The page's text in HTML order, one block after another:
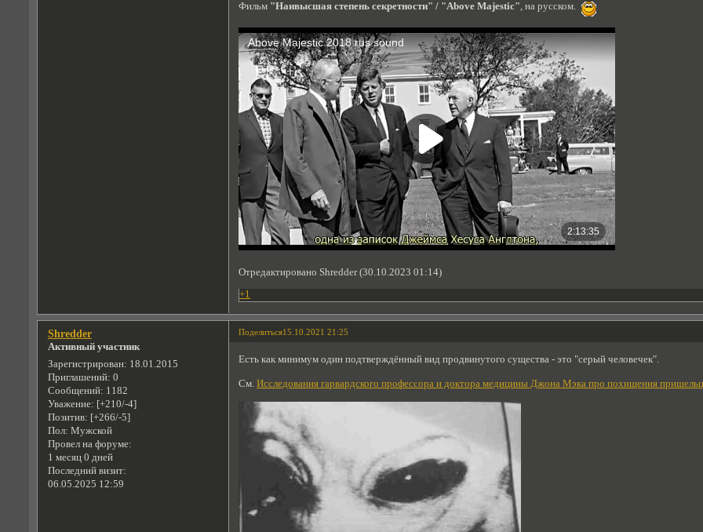
Фильм "Наивысшая степень секретности" / "Above Majestic", на русском.
Отредактировано Shredder (30.10.2023 01:14)
+1
Поделиться15.10.2021 21:25
Shredder
Активный участник
Зарегистрирован: 18.01.2015
Приглашений: 0
Сообщений: 1182
Уважение: [+210/-4]
Позитив: [+266/-5]
Пол: Мужской
Провел на форуме:
1 месяц 0 дней
Последний визит:
06.05.2025 12:59
Есть как минимум один подтверждённый вид продвинутого существа - это "серый человечек".
См.Исследования гарвардского профессора и доктора медицины Джона Мэка про похищения